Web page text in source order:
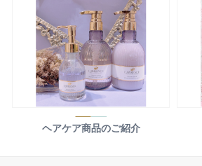
ヘアケア商品のご紹介